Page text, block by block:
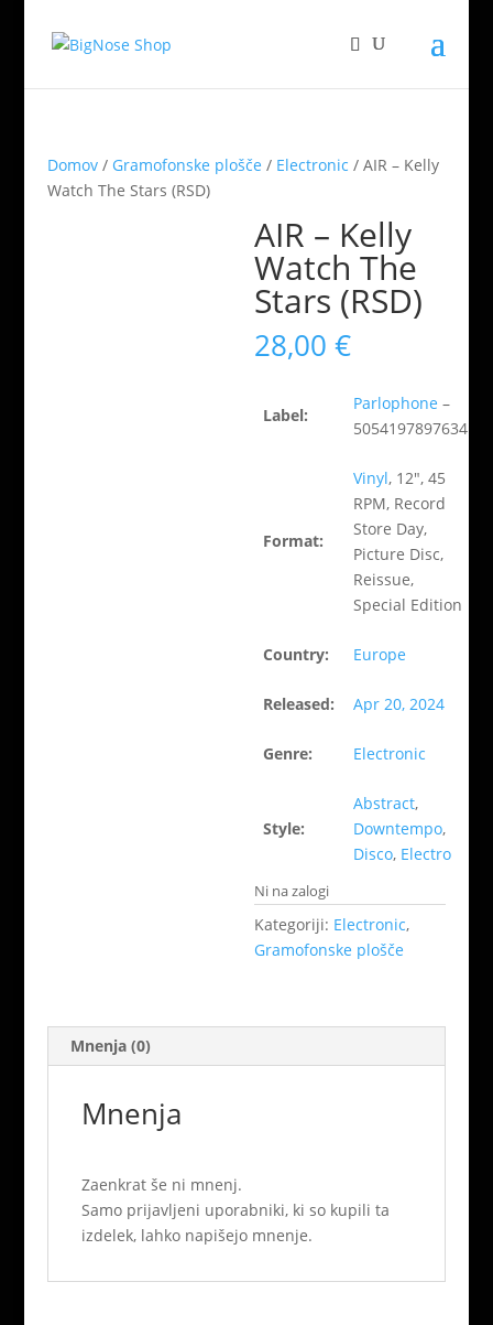
Domov/ Gramofonske plošče / Electronic / AIR – Kelly
Watch The Stars (RSD)
AIR – Kelly
Watch The
Stars (RSD)
28,00€
Label:
Parlophone –
5054197897634
Format:
Vinyl, 12″, 45
RPM, Record
Store Day,
Picture Disc,
Reissue,
Special Edition
Country: Europe
Released: Apr 20, 2024
Genre: Electronic
Style:
Abstract,
Downtempo,
Disco, Electro
Ni na zalogi
Kategoriji: Electronic,
Gramofonske plošče
Mnenja (0)
Mnenja
Zaenkrat še ni mnenj.
Samo prijavljeni uporabniki, ki so kupili ta
izdelek, lahko napišejo mnenje.